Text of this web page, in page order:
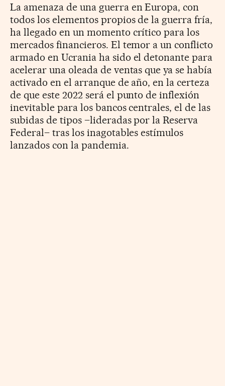
La amenaza de una guerra en Europa, con
todos los elementos propios de la guerra fría,
ha llegado en un momento crítico para los
mercados financieros. El temor a un conflicto
armado en Ucrania ha sido el detonante para
acelerar una oleada de ventas que ya se había
activado en el arranque de año, en la certeza
de que este 2022 será el punto de inflexión
inevitable para los bancos centrales, el de las
subidas de tipos –lideradas por la Reserva
Federal– tras los inagotables estímulos
lanzados con la pandemia.